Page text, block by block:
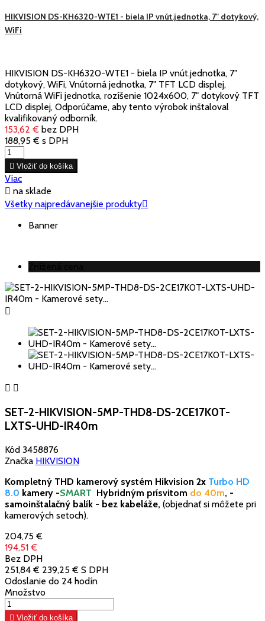
HIKVISION DS-KH6320-WTE1 - biela IP vnút.jednotka, 7" dotykový,
WiFi
HIKVISION DS-KH6320-WTE1 - biela IP vnút.jednotka, 7"
dotykový, WiFi, Vnútorná jednotka, 7" TFT LCD displej,
Vnútorná WiFi jednotka, rozíšenie 1024x600, 7" dotykový TFT
LCD displej, Odporúčame, aby tento výrobok inštaloval
kvalifikovaný odborník.
153,62 € bez DPH
188,95 € s DPH
 Vložiť do košíka
Viac
 na sklade
Všetky najpredávanejšie produkty
Banner

 
SET-2-HIKVISION-5MP-THD8-DS-2CE17K0T-
LXTS-UHD-IR40m
Kód 3458876
Značka HIKVISION
Kompletný THD kamerový systém Hikvision 2x Turbo HD
8.0 kamery -SMART Hybridným prísvitom do 40m, -
samoinštalačný balík - bez kabeláže, (objednať si môžete pri
kamerových setoch).
204,75 €
194,51 €
Bez DPH
251,84 € 239,25 € S DPH
Odoslanie do 24 hodín
Množstvo
 Vložiť do košíka